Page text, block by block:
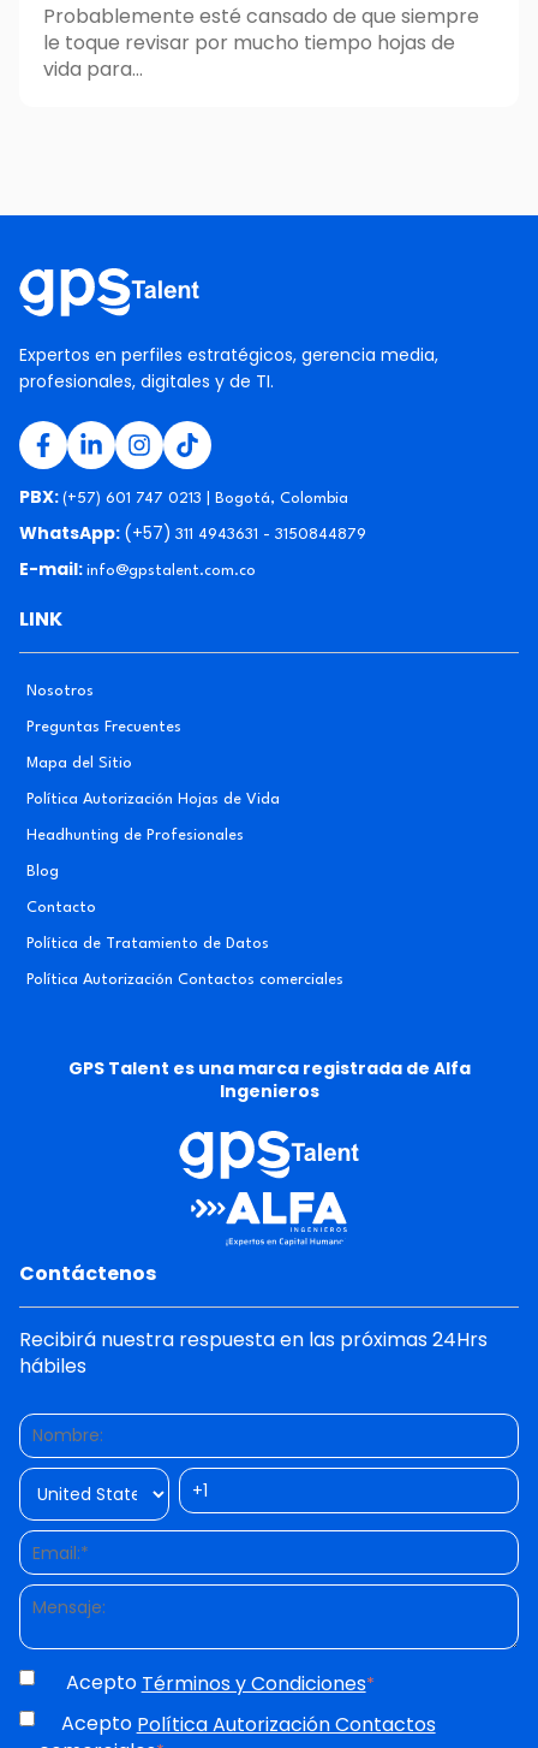
Probablemente esté cansado de que siempre
le toque revisar por mucho tiempo hojas de
vida para...
Expertos en perfiles estratégicos, gerencia media,
profesionales, digitales y de TI.
PBX: (+57) 601 747 0213 | Bogotá, Colombia
WhatsApp: (+57) 311 4943631 - 3150844879
E-mail: info@gpstalent.com.co
LINK
Nosotros
Preguntas Frecuentes
Mapa del Sitio
Política Autorización Hojas de Vida
Headhunting de Profesionales
Blog
Contacto
Política de Tratamiento de Datos
Política Autorización Contactos comerciales
GPS Talent es una marca registrada de Alfa
Ingenieros
Contáctenos
Recibirá nuestra respuesta en las próximas 24Hrs
hábiles
Acepto Términos y Condiciones*
Acepto Política Autorización Contactos